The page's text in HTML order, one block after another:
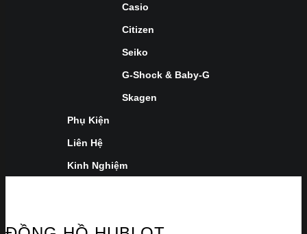
Casio
Citizen
Seiko
G-Shock & Baby-G
Skagen
Phụ Kiện
Liên Hệ
Kinh Nghiệm